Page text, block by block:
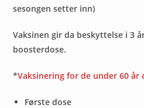
sesongen setter inn)
Vaksinen gir da beskyttelse i 3
boosterdose.
*Vaksinering for de under 60 år
Første dose